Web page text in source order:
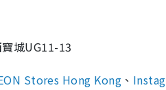
城UG11-13
Stores Hong Kong 、